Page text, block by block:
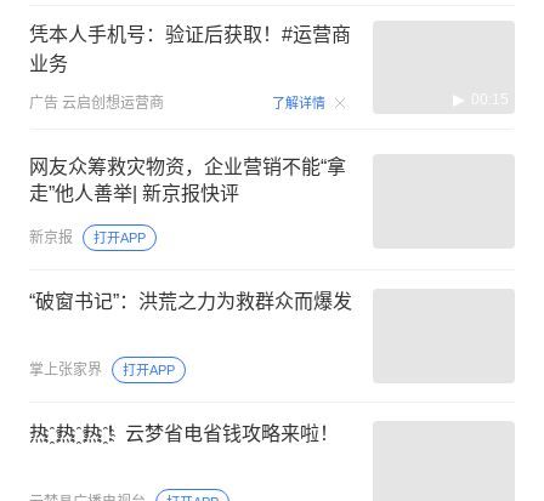
凭本人手机号：验证后获取！#运营商
业务
广告 云启创想运营商 了解详情 00:15
网友众筹救灾物资，企业营销不能“拿
走”他人善举| 新京报快评
新京报 打开APP
“破窗书记”：洪荒之力为救群众而爆发
掌上张家界 打开APP
热 ҈ 热 ҈ 热 ҈！云梦省电省钱攻略来啦！